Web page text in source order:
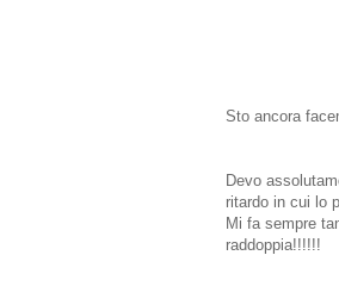
Sto ancora
Devo
ritardo in cui lo
Mi fa sempre
raddoppia!!!!!!